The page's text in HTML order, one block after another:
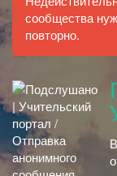
сообщества
повторно.